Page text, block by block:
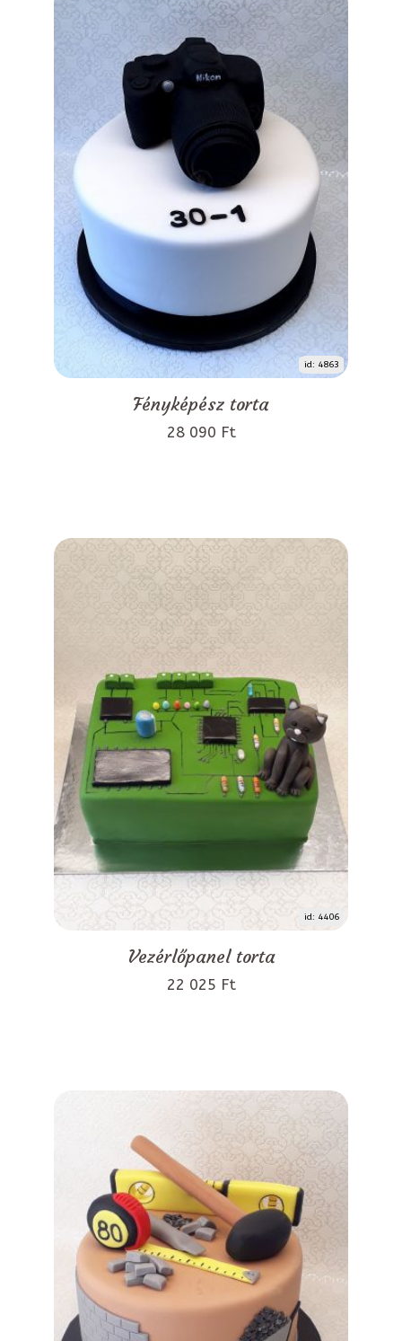
id: 4863
Fényképész torta
28 090 Ft
id: 4406
Vezérlőpanel torta
22 025 Ft